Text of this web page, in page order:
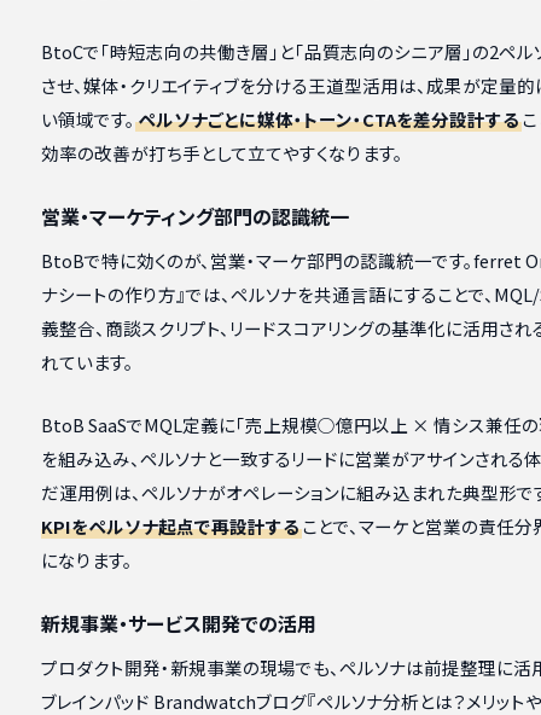
BtoCで「時短志向の共働き層」と「品質志向のシニア層」の2ペ
させ、媒体・クリエイティブを分ける王道型活用は、成果が定量
い領域です。 ペルソナごとに媒体・トーン・CTAを差分設計する
効率の改善が打ち手として立てやすくなります。
営業・マーケティング部門の認識統一
BtoBで特に効くのが、営業・マーケ部門の認識統一です。ferret
ナシートの作り方』では、ペルソナを共通言語にすることで、
義整合、商談スクリプト、リードスコアリングの基準化に活用され
れています。
BtoB SaaSでMQL定義に「売上規模○億円以上 × 情シス兼任の
を組み込み、ペルソナと一致するリードに営業がアサインされる
だ運用例は、ペルソナがオペレーションに組み込まれた典型形で
KPIをペルソナ起点で再設計することで、マーケと営業の責任
になります。
新規事業・サービス開発での活用
プロダクト開発・新規事業の現場でも、ペルソナは前提整理に活
ブレインパッド Brandwatchブログ『ペルソナ分析とは？メリット